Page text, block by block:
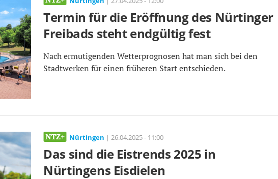
Termin für die Eröffnung des Nürtinger
Freibads steht endgültig fest
Nach ermutigenden Wetterprognosen hat man sich bei den
Stadtwerken für einen früheren Start entschieden.
Nürtingen | 26.04.2025 - 11:00
Das sind die Eistrends 2025 in
Nürtingens Eisdielen